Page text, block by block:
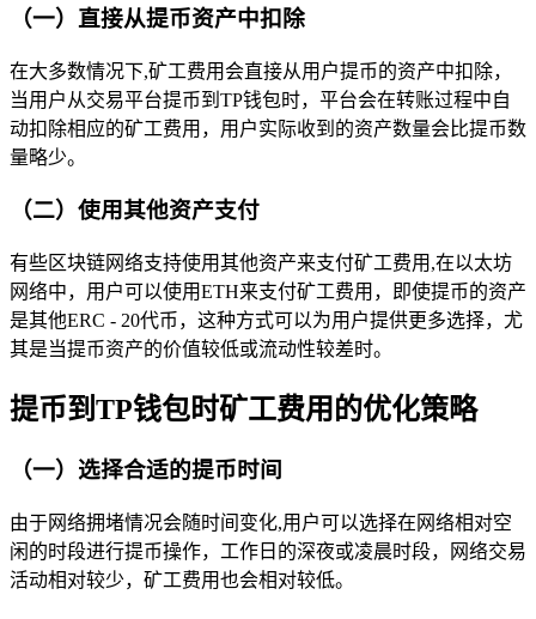
（一）直接从提币资产中扣除
在大多数情况下,矿工费用会直接从用户提币的资产中扣除，
当用户从交易平台提币到TP钱包时，平台会在转账过程中自
动扣除相应的矿工费用，用户实际收到的资产数量会比提币数
量略少。
（二）使用其他资产支付
有些区块链网络支持使用其他资产来支付矿工费用,在以太坊
网络中，用户可以使用ETH来支付矿工费用，即使提币的资产
是其他ERC - 20代币，这种方式可以为用户提供更多选择，尤
其是当提币资产的价值较低或流动性较差时。
提币到TP钱包时矿工费用的优化策略
（一）选择合适的提币时间
由于网络拥堵情况会随时间变化,用户可以选择在网络相对空
闲的时段进行提币操作，工作日的深夜或凌晨时段，网络交易
活动相对较少，矿工费用也会相对较低。